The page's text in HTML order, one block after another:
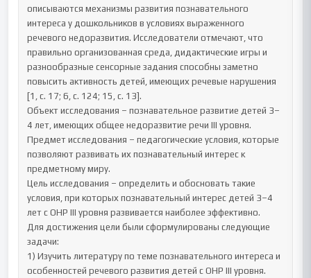
описываются механизмы развития познавательного
интереса у дошкольников в условиях выраженного
речевого недоразвития. Исследователи отмечают, что
правильно организованная среда, дидактические игры и
разнообразные сенсорные задания способны заметно
повысить активность детей, имеющих речевые нарушения
[1, с. 17; 6, с. 124; 15, с. 13].
Объект исследования – познавательное развитие детей 3–
4 лет, имеющих общее недоразвитие речи III уровня.
Предмет исследования – педагогические условия, которые
позволяют развивать их познавательный интерес к
предметному миру.
Цель исследования – определить и обосновать такие
условия, при которых познавательный интерес детей 3–4
лет с ОНР III уровня развивается наиболее эффективно.
Для достижения цели были сформулированы следующие
задачи:
1) Изучить литературу по теме познавательного интереса и
особенностей речевого развития детей с ОНР III уровня.